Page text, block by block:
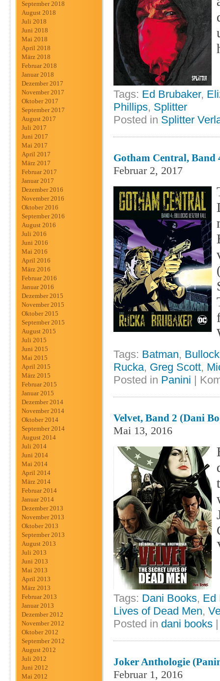
September 2018
August 2018
Juli 2018
Juni 2018
Mai 2018
April 2018
März 2018
Februar 2018
Januar 2018
Dezember 2017
November 2017
Oktober 2017
September 2017
August 2017
Juli 2017
Juni 2017
Mai 2017
April 2017
März 2017
Februar 2017
Januar 2017
Dezember 2016
November 2016
Oktober 2016
September 2016
August 2016
Juli 2016
Juni 2016
Mai 2016
April 2016
März 2016
Februar 2016
Januar 2016
Dezember 2015
November 2015
Oktober 2015
September 2015
August 2015
Juli 2015
Juni 2015
Mai 2015
April 2015
März 2015
Februar 2015
Januar 2015
Dezember 2014
November 2014
Oktober 2014
September 2014
August 2014
Juli 2014
Juni 2014
Mai 2014
April 2014
März 2014
Februar 2014
Januar 2014
Dezember 2013
November 2013
Oktober 2013
September 2013
August 2013
Juli 2013
Juni 2013
Mai 2013
April 2013
März 2013
Februar 2013
Januar 2013
Dezember 2012
November 2012
Oktober 2012
September 2012
August 2012
Juli 2012
Juni 2012
Mai 2012
Tags: Ed Brubaker,
Phillips, Splitter
Posted in Splitter
Gotham Central, Band
Februar 2, 2017
Tags: Batman,
Rucka, Greg Scott,
Posted in Panini |
Velvet, Band 2 (dani
Mai 13, 2016
Tags: Dani Books, Ed
Lives of Dead Men,
Posted in dani books
Joker Anthologie
Februar 1, 2016